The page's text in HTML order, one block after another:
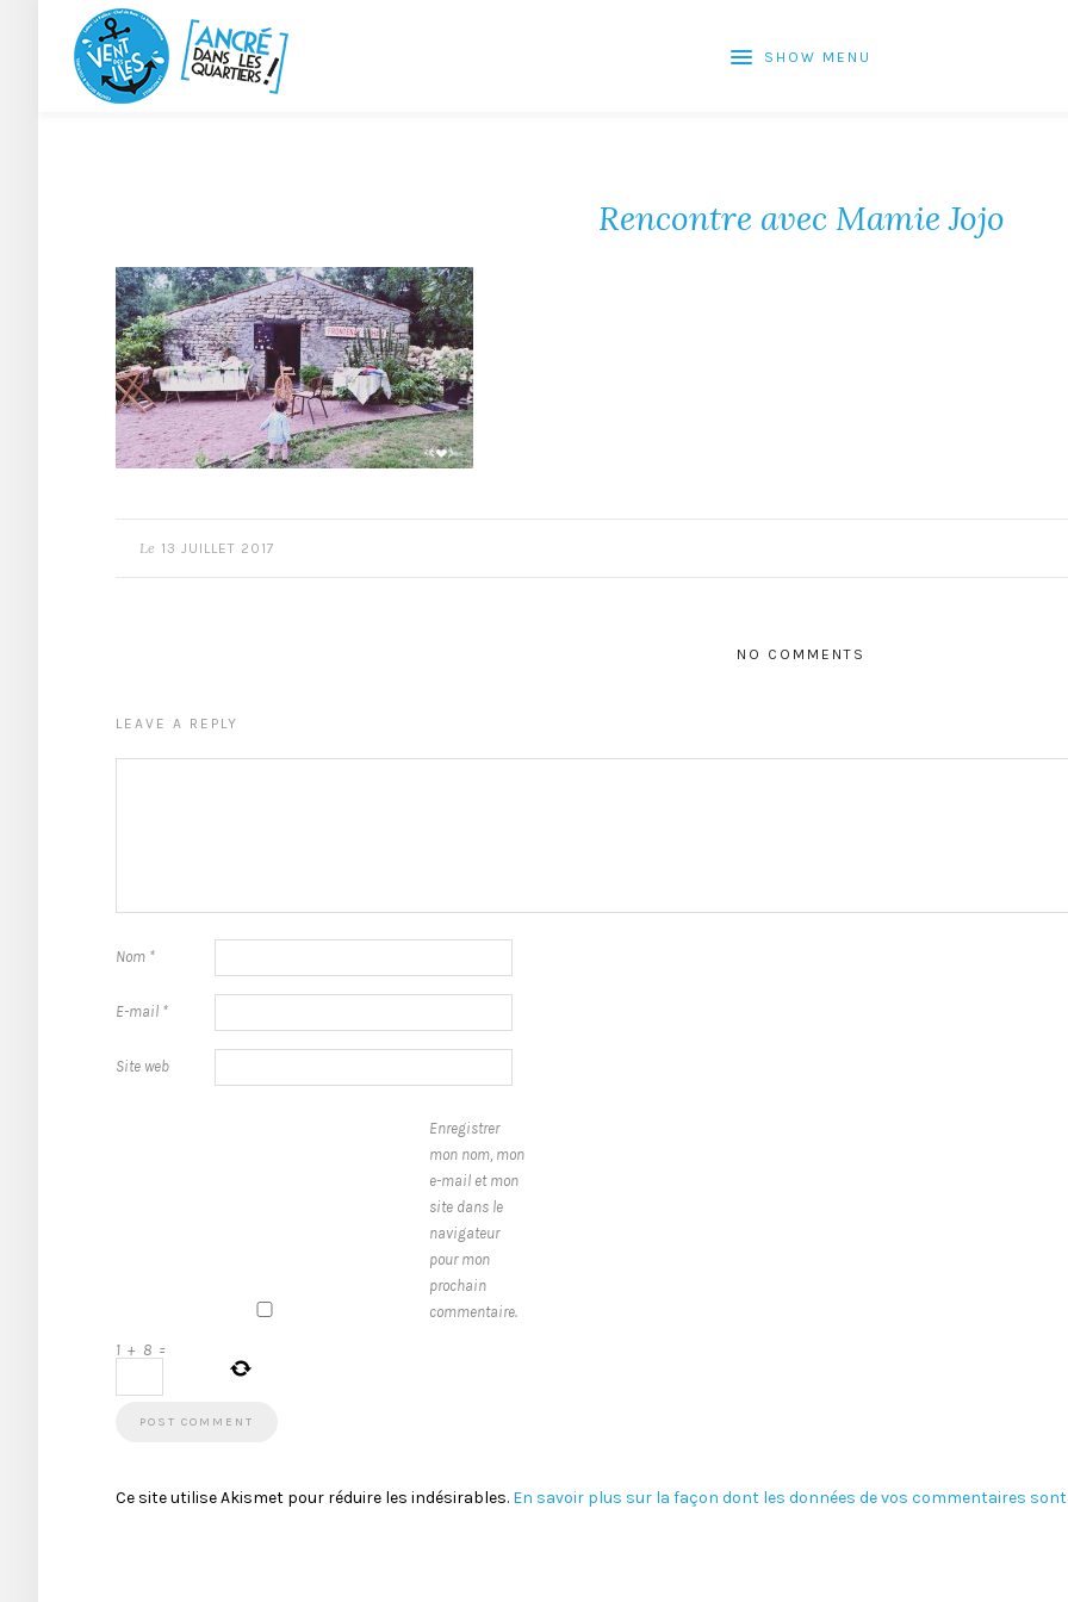
SHOW MENU
Rencontre avec Mamie Jojo
Le 13 JUILLET 2017
NO COMMENTS
LEAVE A REPLY
Nom *
E-mail *
Site web
Enregistrer
mon nom, mon
e-mail et mon
site dans le
navigateur
pour mon
prochain
commentaire.
1 + 8 =
Ce site utilise Akismet pour réduire les indésirables. En savoir plus sur la façon dont les données de vos commentaires